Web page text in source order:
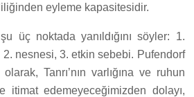
eyleme kapasitesidir.
üç noktada yanıldığını söyler: 1.
2. nesnesi, 3. etkin sebebi. Pufendorf
Tanrı’nın varlığına ve ruhun
itimat edemeyeceğimizden dolayı,